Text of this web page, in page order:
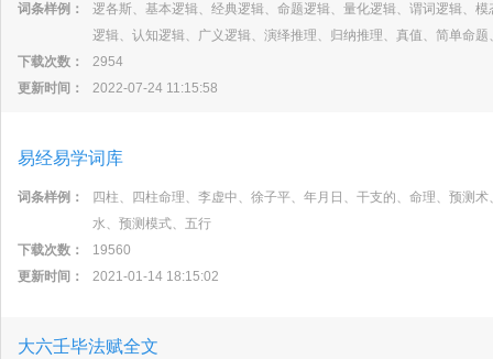
词条样例：
逻各斯、基本逻辑、经典逻辑、命题逻辑、量化逻辑、谓词逻辑、
逻辑、认知逻辑、广义逻辑、演绎推理、归纳推理、真值、简单命题
下载次数：
2954
更新时间：
2022-07-24 11:15:58
易经易学词库
词条样例：
四柱、四柱命理、李虚中、徐子平、年月日、干支的、命理、预测
水、预测模式、五行
下载次数：
19560
更新时间：
2021-01-14 18:15:02
大六壬毕法赋全文